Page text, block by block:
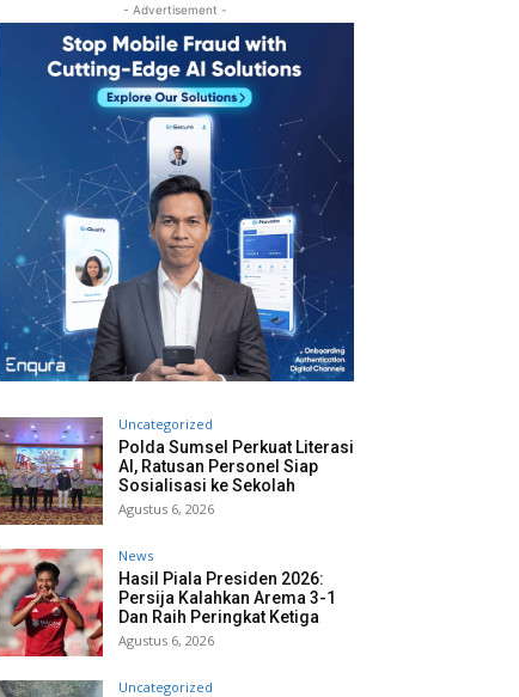
- Advertisement -
Uncategorized
Polda Sumsel Perkuat Literasi
AI, Ratusan Personel Siap
Sosialisasi ke Sekolah
Agustus 6, 2026
News
Hasil Piala Presiden 2026:
Persija Kalahkan Arema 3-1
Dan Raih Peringkat Ketiga
Agustus 6, 2026
Uncategorized